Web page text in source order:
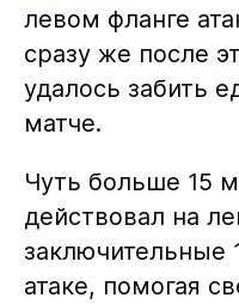
левом фланге
сразу же после
удалось забить
матче.
Чуть больше 15
действовал на
заключительные
атаке, помогая